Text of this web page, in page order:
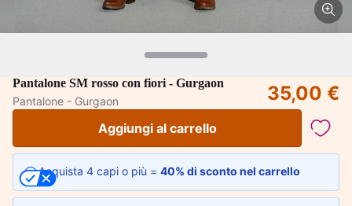
Pantalone SM rosso con fiori - Gurgaon
Pantalone - Gurgaon
35,00 €
Aggiungi al carrello
Acquista 4 capi o più = 40% di sconto nel carrello